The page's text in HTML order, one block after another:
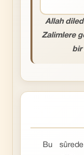
Allah
Zalimlere
bir
Bu